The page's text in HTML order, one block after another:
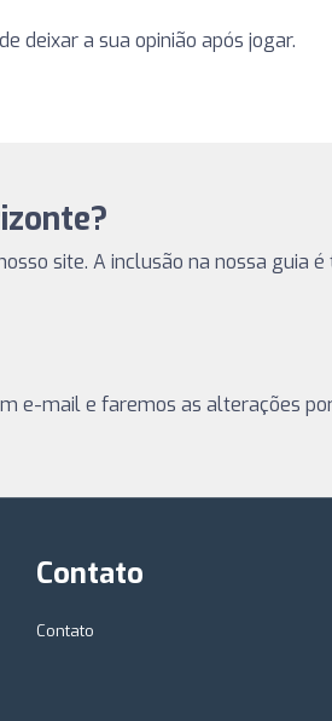
deixar a sua opinião após jogar.
site. A inclusão na nossa guia
e-mail e faremos as alterações
Contato
Contato